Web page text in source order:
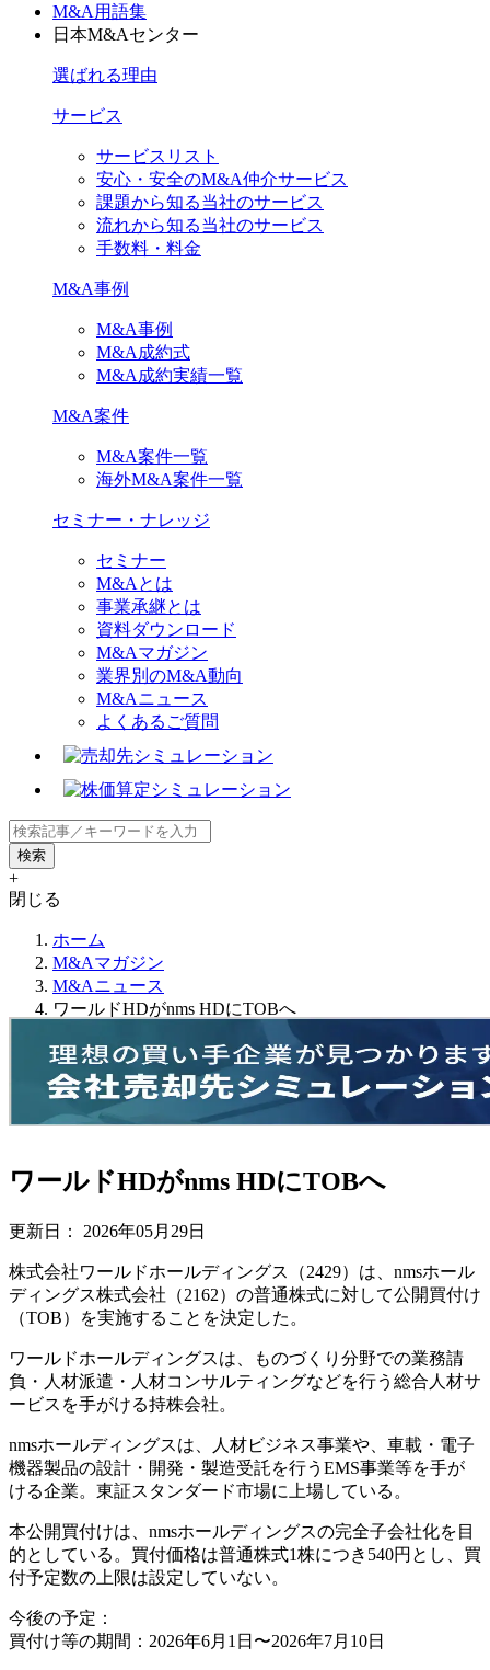
M&A用語集
日本M&Aセンター
選ばれる理由
サービス
サービスリスト
安心・安全のM&A仲介サービス
課題から知る当社のサービス
流れから知る当社のサービス
手数料・料金
M&A事例
M&A事例
M&A成約式
M&A成約実績一覧
M&A案件
M&A案件一覧
海外M&A案件一覧
セミナー・ナレッジ
セミナー
M&Aとは
事業承継とは
資料ダウンロード
M&Aマガジン
業界別のM&A動向
M&Aニュース
よくあるご質問
+
閉じる
ホーム
M&Aマガジン
M&Aニュース
ワールドHDがnms HDにTOBへ
ワールドHDがnms HDにTOBへ
更新日： 2026年05月29日
株式会社ワールドホールディングス（2429）は、nmsホール
ディングス株式会社（2162）の普通株式に対して公開買付け
（TOB）を実施することを決定した。
ワールドホールディングスは、ものづくり分野での業務請
負・人材派遣・人材コンサルティングなどを行う総合人材サ
ービスを手がける持株会社。
nmsホールディングスは、人材ビジネス事業や、車載・電子
機器製品の設計・開発・製造受託を行うEMS事業等を手が
ける企業。東証スタンダード市場に上場している。
本公開買付けは、nmsホールディングスの完全子会社化を目
的としている。買付価格は普通株式1株につき540円とし、買
付予定数の上限は設定していない。
今後の予定：
買付け等の期間：2026年6月1日〜2026年7月10日